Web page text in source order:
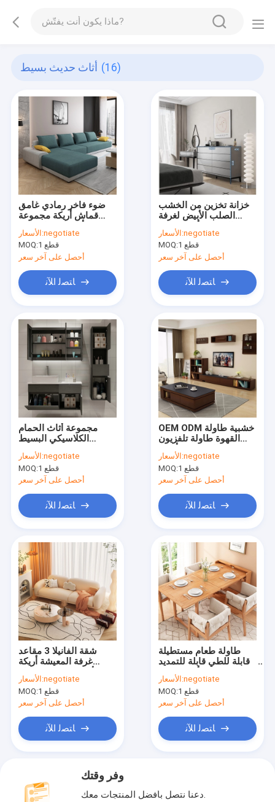
أثاث حديث بسيط (16)
ضوء فاخر رمادي غامق
قماش أريكة مجموعة
أثاث بسيط حديث
الأسعار:negotiate
MOQ:
1 قطع
أحصل على آخر سعر
ﺎﺘﺼﻟ ﺍﻶﻧ
خزانة تخزين من الخشب
الصلب الأبيض لغرفة
المعيشة أثاث حديث
بسيطالأسعار:negotiate
MOQ:
1 قطع
أحصل على آخر سعر
ﺎﺘﺼﻟ ﺍﻶﻧ
مجموعة أثاث الحمام
الكلاسيكي البسيط
الحديث خزائن تخزين
صالون التجميل
الأسعار:negotiate
MOQ:
1 قطع
أحصل على آخر سعر
ﺎﺘﺼﻟ ﺍﻶﻧ
OEM ODM خشبية طاولة
القهوة طاولة تلفزيون
وحدة التحكم مع أدراج
التخزين
الأسعار:negotiate
MOQ:
1 قطع
أحصل على آخر سعر
ﺎﺘﺼﻟ ﺍﻶﻧ
شقة الفانيلا 3 مقاعد
غرفة المعيشة أريكة
الأثاث الاقسام بسيطة
الحديثة
الأسعار:negotiate
MOQ:
1 قطع
أحصل على آخر سعر
ﺎﺘﺼﻟ ﺍﻶﻧ
طاولة طعام مستطيلة
قابلة للطي قابلة للتمديد
مجموعة أثاث حديث
بسيط من Burlywood
الأسعار:negotiate
MOQ:
1 قطع
أحصل على آخر سعر
ﺎﺘﺼﻟ ﺍﻶﻧ
وفر وقتك
دعنا نتصل بأفضل المنتجات معك.